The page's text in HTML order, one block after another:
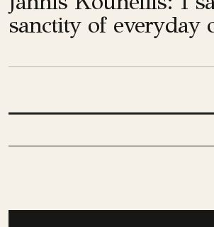
sanctity of everyday